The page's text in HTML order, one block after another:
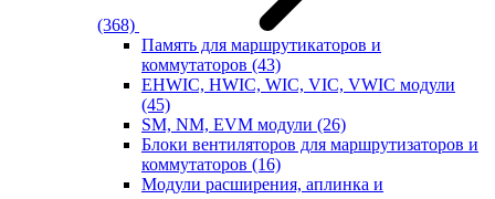
(368)
Память для маршрутикаторов и
коммутаторов (43)
EHWIC, HWIC, WIC, VIC, VWIC модули
(45)
SM, NM, EVM модули (26)
Блоки вентиляторов для маршрутизаторов и
коммутаторов (16)
Модули расширения, аплинка и